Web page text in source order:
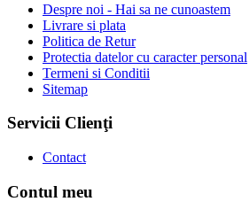
Despre noi - Hai sa ne cunoastem
Livrare si plata
Politica de Retur
Protectia datelor cu caracter personal
Termeni si Conditii
Sitemap
Servicii Clienţi
Contact
Contul meu